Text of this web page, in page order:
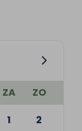
ZA
ZO
1
2